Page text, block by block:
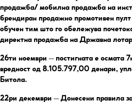
продажба/ мобилна продажба на
брендиран продажно промотивен
обучен тим што го обележува
директна продажба на Државна
26ти ноември – постигната е осмата
вредност од 8.105.797,00 денари,
Битола.
22ри декември– Донесени правила